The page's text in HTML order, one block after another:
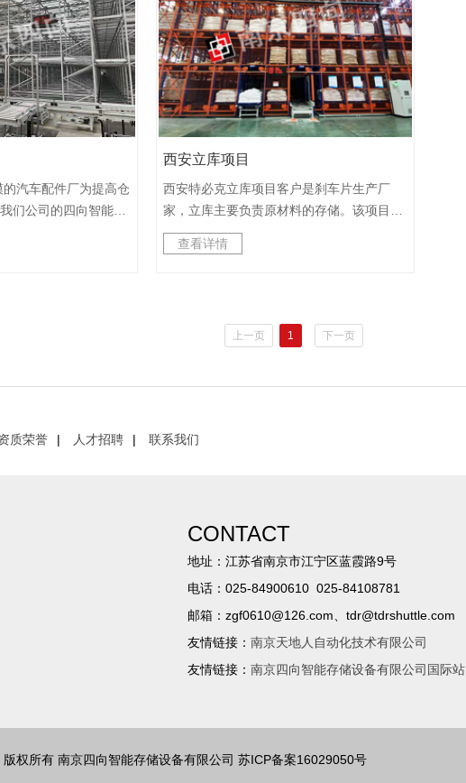
坚定了我们全球化布局的信念！欢迎广大国
际友商前来洽谈合作！
如下几个特点：1. 采
高速定位方案，具备
高温考验，各项元器
耐压测试；3. 调度采
能WCS调度系
软件，操作简单，功
化，方便售后处理；
避让，将效率最大
电力和新能源领域有
和我公司签订战略合
，提交一份满意的作
升机实现任意库位的存储，大大提升空间利
用率。2. WCS系统和WMS仓储管理系统的
投入，大大减少人工成本，库存信息一目了
然。3. 设备维护简单，使用简单，化工企业
传统叉车司机系统培训后即可上手。本案例
在继承一期项目的优点后，我们同时在可视
化界面、智能调度等方面做了升级，这也是
我们长期在项目和客户需求中总结出来的宝
贵财富。
车配件厂为提高仓
们公司的四向智能密
户配备了四向穿梭
统和WMS管理系统
西安立库项目
西安特必克立库项目客户是刹车片生产厂
家，立库主要负责原材料的存储。该项目首
次用到四向智能穿梭车机器人，完成高层多
巷道之间的穿梭存储。项目需求产品种类丰
预期的生产要求，是一次收获经验与证明自
查看详情
上一页 1 下一页
质荣誉 | 人才招聘 | 联系我们
CONTACT
地址：江苏省南京市江宁区蓝霞路9号
电话：025-84900610 025-84108781
邮箱：zgf0610@126.com、tdr@tdrshuttle.com
友情链接： 南京天地人自动化技术有限公司
友情链接： 南京四向智能存储设备有限公司国际站
版权所有 南京四向智能存储设备有限公司 苏ICP备案16029050号